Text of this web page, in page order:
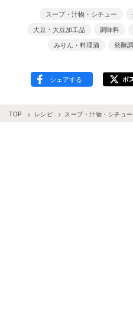
スープ・汁物・シチュー
大豆・大豆加工品
調味料
みりん・料理酒
発酵
TOP レシピ スープ・汁物・シチュー